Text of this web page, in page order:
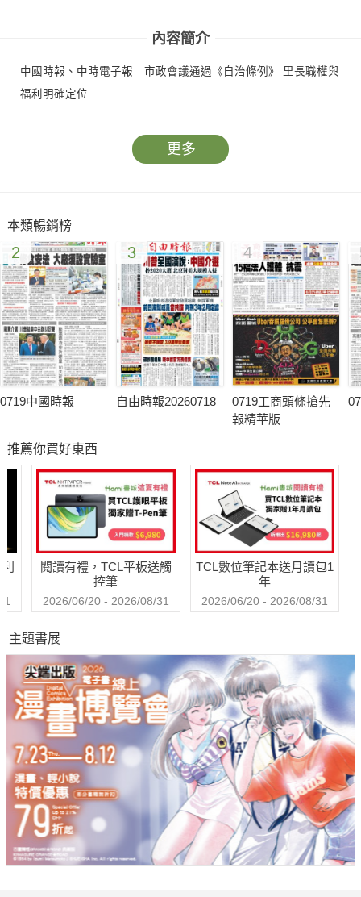
內容簡介
中國時報、中時電子報 市政會議通過《自治條例》 里長職權與
福利明確定位
更多
本類暢銷榜
2
0719中國時報
3
自由時報20260718
4
0719工商頭條搶先
報精華版
推薦你買好東西
閱讀有禮，TCL平板送觸
控筆
2026/06/20 - 2026/08/31
TCL數位筆記本送月讀包1
年
2026/06/20 - 2026/08/31
主題書展